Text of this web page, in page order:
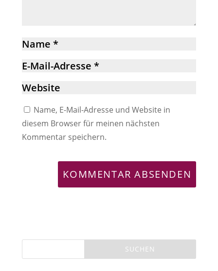
Name, E-Mail-Adresse und Website in
diesem Browser für meinen nächsten
Kommentar speichern.